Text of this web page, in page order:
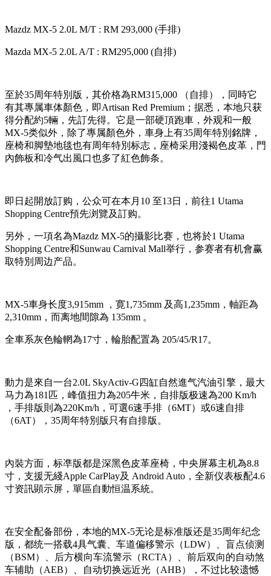
Mazdz MX-5 2.0L M/T : RM 293,000 (手排)
Mazda MX-5 2.0L A/T : RM295,000 (自排)
至於35周年特別版，其价格為RM315,000 （自排），同時它
有其專属車体顏色，即Artisan Red Premium；据悉，本地只获
得分配約5輛，先訂先得。它是一部硬頂跑車，外观和一般
MX-5类似外，除了專属顏色外，車身上有35周年特別銘牌，
座椅和脚墊地毯也有周年特別标志，座椅采用淺褐色皮革，門
內飾板和冷气出風口也多了紅色飾条。
即日起開放訂购，公众可在本月10 至13日，前往1 Utama
Shopping Centre預先浏覽及訂购。
另外，一項名為Mazdz MX-5的攝影比赛，也将於1 Utama
Shopping Centre和Sunwau Carnival Mall举行，参赛者有机會赢
取特別周边产品。
MX-5車身长度3,915mm ，寛1,735mm 及高1,235mm，軸距為
2,310mm，而离地間隙為 135mm 。
全車系灰色輪輞為17寸，輪胎配置為 205/45/R17。
動力是來自一台2.0L SkyActiv-G四缸自然進气汽油引擎，最大
马力為181匹，峰值扭力為205牛米，自排版极速為200 Km/h
，手排版則為220Km/h，可選6速手排（6MT）或6速自排
（6AT），35周年特別版只有自排版。
內裝方面，标凖版都是深黑色皮革座椅，中央屏幕主机為8.8
寸，支援无綫Apple CarPlay及 Android Auto，全新仪表板配4.6
寸资訊顕示屏，單區自動恒温系統。
在安全配备部份，本地的MX-5无论是标准版还是35周年纪念
版，都统一搭载4具气囊、车道偏移警示（LDW）、盲点侦测
（BSM）、后方横向车流警示（RCTA）、前后双向的自动煞
车辅助（AEB）、自动切换远近光（AHB），不过比较遗憾